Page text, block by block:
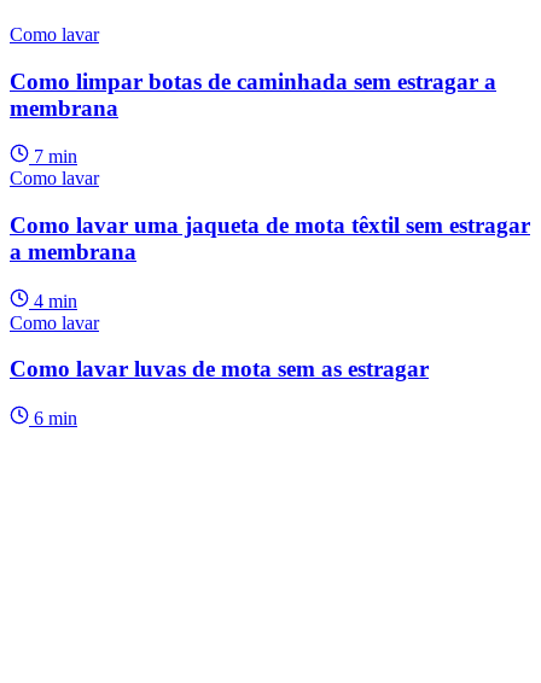
Como lavar
Como limpar botas de caminhada sem estragar a
membrana
7 min
Como lavar
Como lavar uma jaqueta de mota têxtil sem estragar
a membrana
4 min
Como lavar
Como lavar luvas de mota sem as estragar
6 min